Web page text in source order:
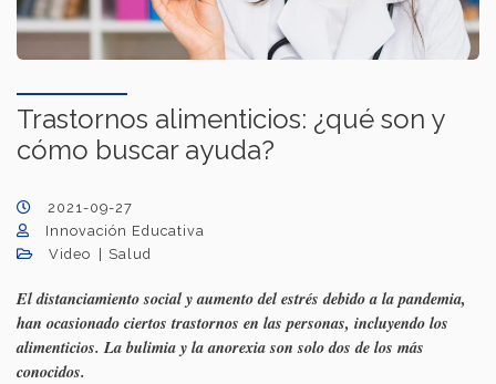
Trastornos alimenticios: ¿qué son y
cómo buscar ayuda?
2021-09-27
Innovación Educativa
Video
Salud
El distanciamiento social y aumento del estrés debido a la pandemia,
han ocasionado ciertos trastornos en las personas, incluyendo los
alimenticios. La bulimia y la anorexia son solo dos de los más
conocidos.